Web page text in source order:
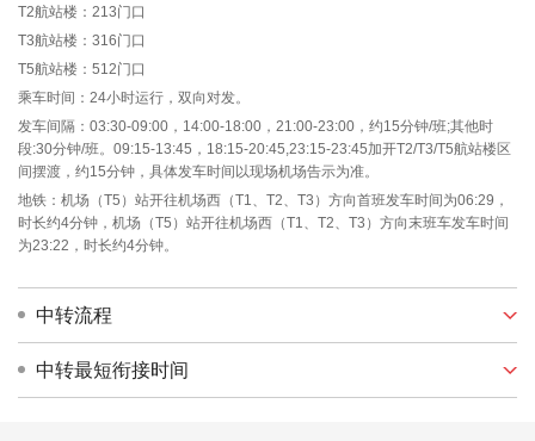
T2航站楼：213门口
T3航站楼：316门口
T5航站楼：512门口
乘车时间：24小时运行，双向对发。
发车间隔：03:30-09:00，14:00-18:00，21:00-23:00，约15分钟/班;其他时
段:30分钟/班。09:15-13:45，18:15-20:45,23:15-23:45加开T2/T3/T5航站楼区
间摆渡，约15分钟，具体发车时间以现场机场告示为准。
地铁：机场（T5）站开往机场西（T1、T2、T3）方向首班发车时间为06:29，
时长约4分钟，机场（T5）站开往机场西（T1、T2、T3）方向末班车发车时间
为23:22，时长约4分钟。
中转流程
中转最短衔接时间